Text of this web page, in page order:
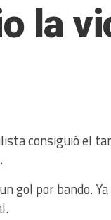
la
consiguió el
gol por bando.